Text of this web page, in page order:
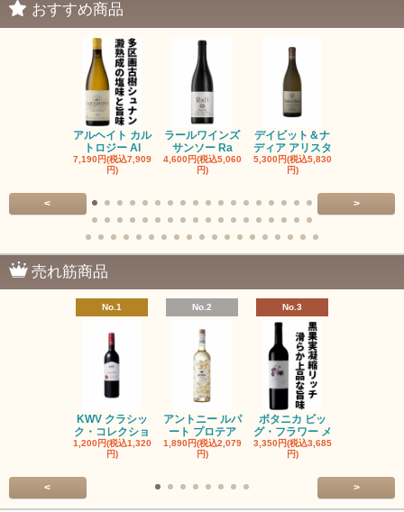
おすすめ商品
アルヘイト カル
トロジー Al
7,190円(税込7,909
円)
ラールワインズ
サンソー Ra
4,600円(税込5,060
円)
デイビット＆ナ
ディア アリスタ
5,300円(税込5,830
円)
< >
売れ筋商品
No.1
KWV クラシッ
ク・コレクショ
1,200円(税込1,320
円)
No.2
アントニー ルパ
ート プロテア
1,890円(税込2,079
円)
No.3
ボタニカ ビッ
グ・フラワー メ
3,350円(税込3,685
円)
< >